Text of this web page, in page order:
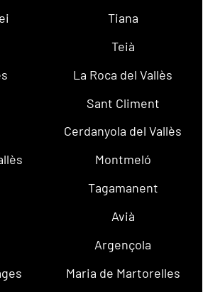
Tiana
Teià
La Roca del Vallès
Sant Climent
Cerdanyola del Vallès
Montmeló
Tagamanent
Avià
Argençola
Maria de Martorelles